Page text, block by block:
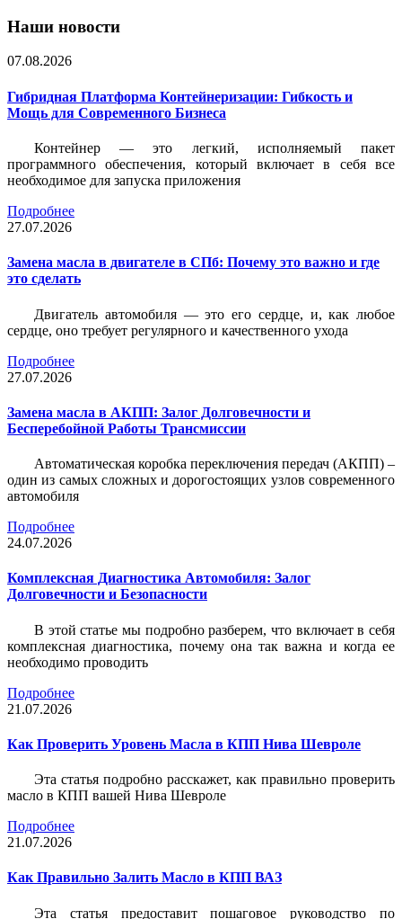
Наши новости
07.08.2026
Гибридная Платформа Контейнеризации: Гибкость и
Мощь для Современного Бизнеса
Контейнер — это легкий, исполняемый пакет
программного обеспечения, который включает в себя все
необходимое для запуска приложения
Подробнее
27.07.2026
Замена масла в двигателе в СПб: Почему это важно и где
это сделать
Двигатель автомобиля — это его сердце, и, как любое
сердце, оно требует регулярного и качественного ухода
Подробнее
27.07.2026
Замена масла в АКПП: Залог Долговечности и
Бесперебойной Работы Трансмиссии
Автоматическая коробка переключения передач (АКПП) –
один из самых сложных и дорогостоящих узлов современного
автомобиля
Подробнее
24.07.2026
Комплексная Диагностика Автомобиля: Залог
Долговечности и Безопасности
В этой статье мы подробно разберем, что включает в себя
комплексная диагностика, почему она так важна и когда ее
необходимо проводить
Подробнее
21.07.2026
Как Проверить Уровень Масла в КПП Нива Шевроле
Эта статья подробно расскажет, как правильно проверить
масло в КПП вашей Нива Шевроле
Подробнее
21.07.2026
Как Правильно Залить Масло в КПП ВАЗ
Эта статья предоставит пошаговое руководство по